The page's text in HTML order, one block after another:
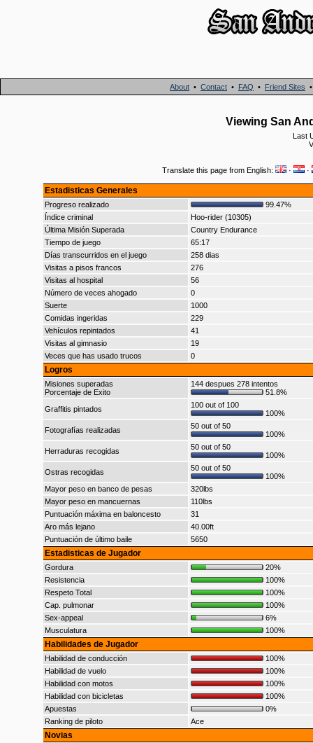
About • Contact • FAQ • Friend Sites
Viewing San
Last
Translate this page from English: · ·
Estadisticas Generales
Progreso realizado
99.47%
Índice criminal
Hoo-rider (10305)
Última Misión Superada
Country Endurance
Tiempo de juego
65:17
Días transcurridos en el juego
258 dias
Visitas a pisos francos
276
Visitas al hospital
56
Número de veces ahogado
0
Suerte
1000
Comidas ingeridas
229
Vehículos repintados
41
Visitas al gimnasio
19
Veces que has usado trucos
0
Logros
Misiones superadas
Porcentaje de Exito
144 despues 278 intentos
51.8%
Graffitis pintados
100 out of 100
100%
Fotografías realizadas
50 out of 50
100%
Herraduras recogidas
50 out of 50
100%
Ostras recogidas
50 out of 50
100%
Mayor peso en banco de pesas
320lbs
Mayor peso en mancuernas
110lbs
Puntuación máxima en baloncesto
31
Aro más lejano
40.00ft
Puntuación de último baile
5650
Estadisticas de Jugador
Gordura
20%
Resistencia
100%
Respeto Total
100%
Cap. pulmonar
100%
Sex-appeal
6%
Musculatura
100%
Habilidades de Jugador
Habilidad de conducción
100%
Habilidad de vuelo
100%
Habilidad con motos
100%
Habilidad con bicicletas
100%
Apuestas
0%
Ranking de piloto
Ace
Novias